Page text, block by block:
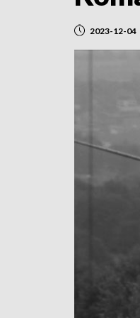
2023-12-04